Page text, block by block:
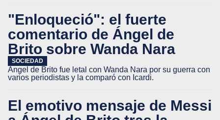
"Enloqueció": el fuerte
comentario de Ángel de
Brito sobre Wanda Nara
SOCIEDAD
Ángel de Brito fue letal con Wanda Nara por su guerra con
varios periodistas y la comparó con Icardi.
El emotivo mensaje de Messi